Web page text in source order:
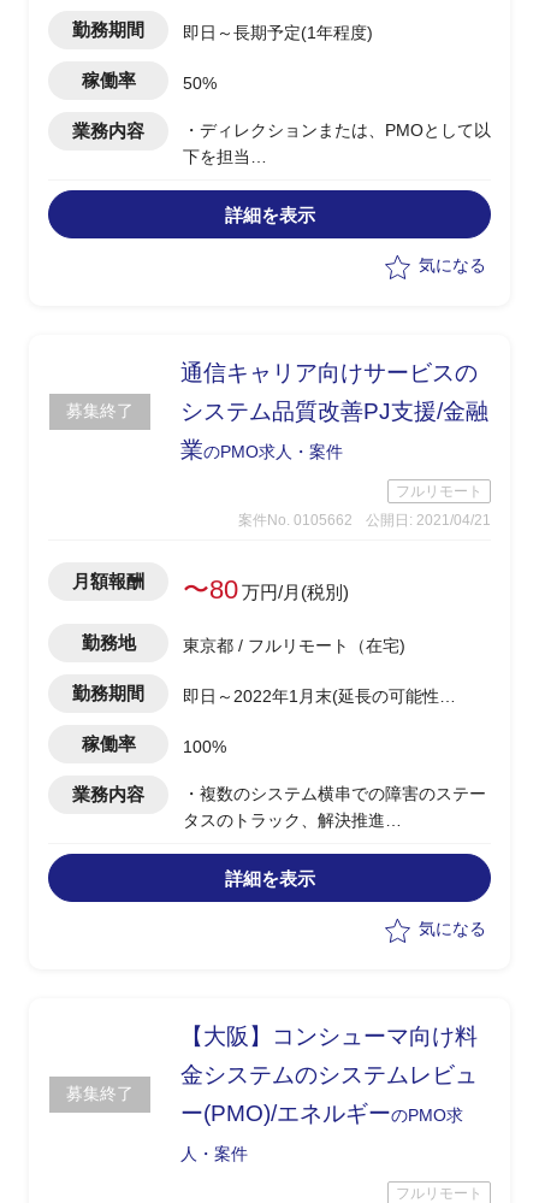
勤務期間 即日～長期予定(1年程度)
稼働率 50%
業務内容
・ディレクションまたは、PMOとして以
下を担当
対応を元に課題を設定
-改修のためのシステム化一連のプロ
詳細を表示
気になる
募集終了
通信キャリア向けサービスの
システム品質改善PJ支援/金融
業のPMO求人・案件
フルリモート
案件No. 0105662
公開日: 2021/04/21
月額報酬 〜80万円/月(税別)
勤務地 東京都 / フルリモート（在宅)
勤務期間
即日～2022年1月末(延長の可能性あ
稼働率 100%
業務内容
・複数のシステム横串での障害のステー
タスのトラック、解決推進
ント向け毎週報告作成
・システム品質改善プロセスの改善、標
詳細を表示
気になる
募集終了
【大阪】コンシューマ向け料
金システムのシステムレビュ
ー(PMO)/エネルギーのPMO求
人・案件
フルリモート